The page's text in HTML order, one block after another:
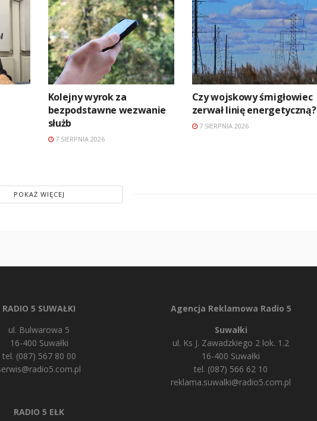
Kolejny wyrok za
bezpodstawne wezwanie
służb
7 SIERPNIA 2026
Czy wojskowy śmigłowiec
zerwał linię energetyczną?
7 SIERPNIA 2026
POKAŻ WIĘCEJ
RADIO 5 SUWAŁKI
ul. Bulwarowa 5
16-400 Suwałki
tel. (087) 567 80 00
RADIO 5 EŁK
Agencja Reklamowa Radio 5
Suwałki
ul. Ks J. Zawadzkiego 2 lok. 1.2
16-400 Suwałki
tel. (087) 566 62 10
reklama.suwalki@radio5.com.pl